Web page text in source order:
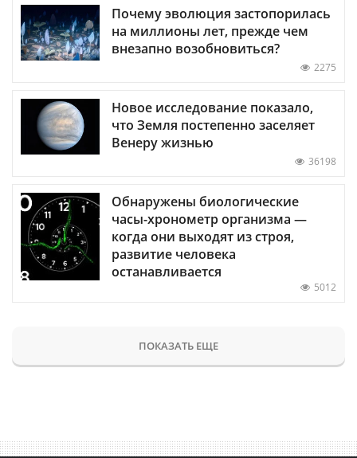
Почему эволюция застопорилась
на миллионы лет, прежде чем
внезапно возобновиться?
2275
Новое исследование показало,
что Земля постепенно заселяет
Венеру жизнью
36198
Обнаружены биологические
часы-хронометр организма —
когда они выходят из строя,
развитие человека
останавливается
5012
ПОКАЗАТЬ ЕЩЕ